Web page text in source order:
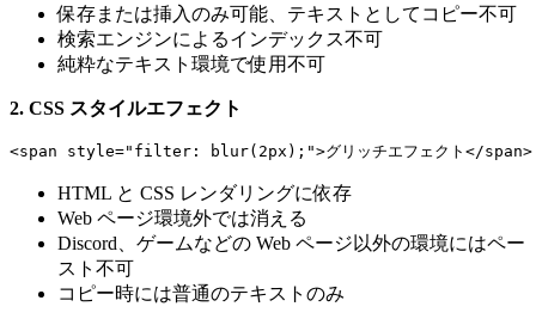
保存または挿入のみ可能、テキストとしてコピー不可
検索エンジンによるインデックス不可
純粋なテキスト環境で使用不可
2. CSS スタイルエフェクト
HTML と CSS レンダリングに依存
Web ページ環境外では消える
Discord、ゲームなどの Web ページ以外の環境にはペー
スト不可
コピー時には普通のテキストのみ